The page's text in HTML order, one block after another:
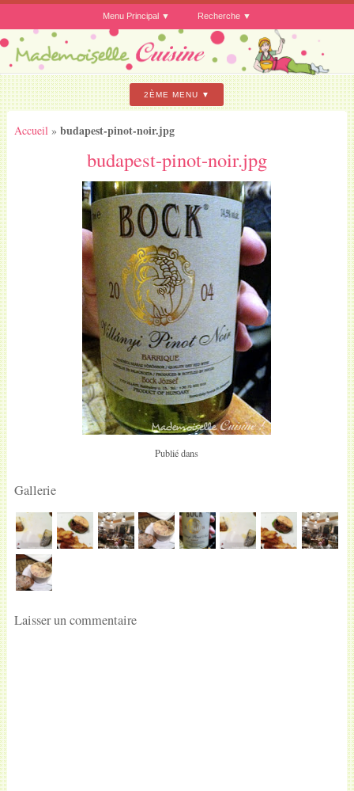
Menu Principal Recherche
2ÈME MENU
Accueil » budapest-pinot-noir.jpg
budapest-pinot-noir.jpg
Publié dans
Gallerie
Laisser un commentaire